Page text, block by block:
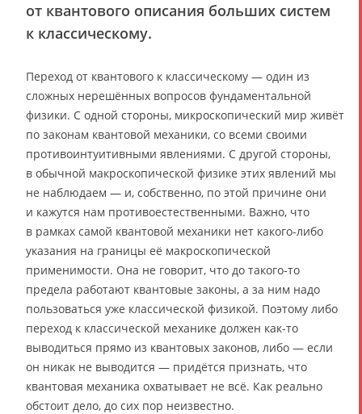
от квантового описания больших систем
к классическому.
Переход от квантового к классическому — один из
сложных нерешённых вопросов фундаментальной
физики. С одной стороны, микроскопический мир живёт
по законам квантовой механики, со всеми своими
противоинтуитивными явлениями. С другой стороны,
в обычной макроскопической физике этих явлений мы
не наблюдаем — и, собственно, по этой причине они
и кажутся нам противоестественными. Важно, что
в рамках самой квантовой механики нет какого-либо
указания на границы её макроскопической
применимости. Она не говорит, что до такого-то
предела работают квантовые законы, а за ним надо
пользоваться уже классической физикой. Поэтому либо
переход к классической механике должен как-то
выводиться прямо из квантовых законов, либо — если
он никак не выводится — придётся признать, что
квантовая механика охватывает не всё. Как реально
обстоит дело, до сих пор неизвестно.